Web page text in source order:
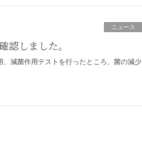
ニュース
認しました。
減菌作用テストを行ったところ、菌の減少